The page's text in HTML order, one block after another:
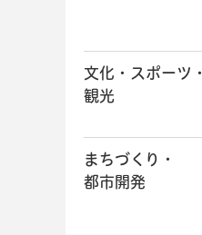
文化・スポーツ・
観光
まちづくり・
都市開発